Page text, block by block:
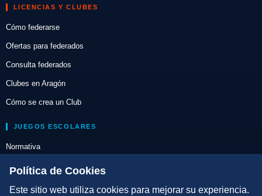
LICENCIAS Y CLUBES
Cómo federarse
Ofertas para federados
Consulta federados
Clubes en Aragón
Cómo se crea un Club
JUEGOS ESCOLARES
Normativa
Escuelas de Triatlón
DIRECCIÓN TÉCNICA
Política de Cookies
Este sitio web utiliza cookies para mejorar su experiencia.